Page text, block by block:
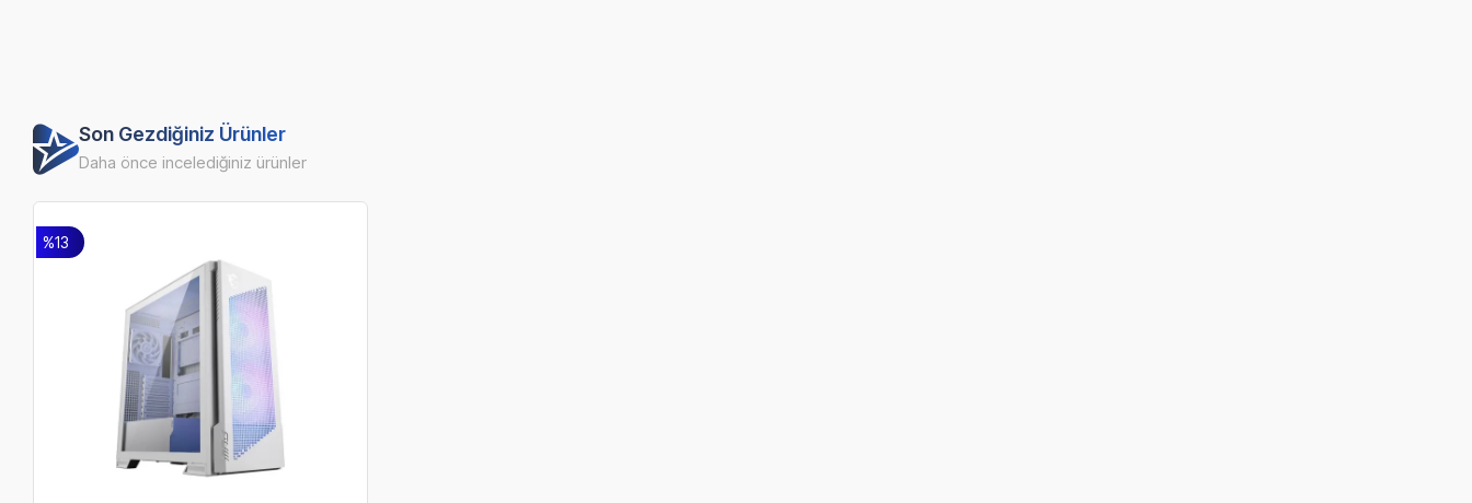
Son Gezdiğiniz Ürünler
Daha önce incelediğiniz ürünler
%13